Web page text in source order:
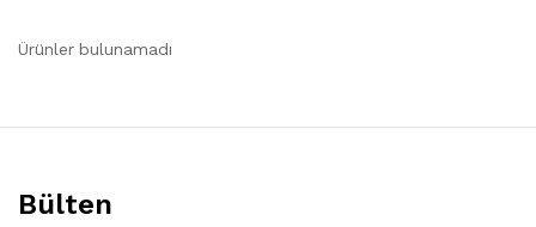
Ürünler bulunamadı
Bülten